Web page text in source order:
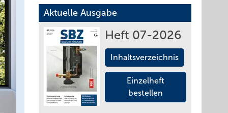
Aktuelle Ausgabe
Heft 07-2026
Inhaltsverzeichnis
Einzelheft
bestellen